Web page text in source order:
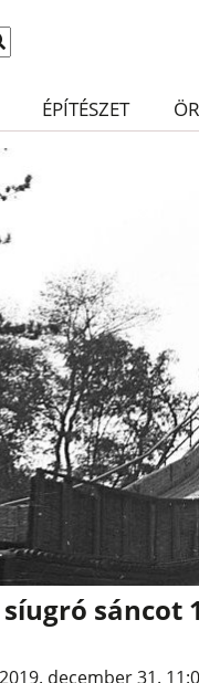
ÉPÍTÉSZET
2019. december 31.